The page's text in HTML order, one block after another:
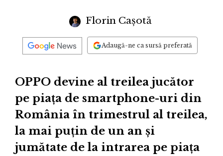
Florin Cașotă
Adaugă-ne ca sursă preferată
OPPO devine al treilea jucător
pe piața de smartphone-uri din
România în trimestrul al treilea,
la mai puțin de un an și
jumătate de la intrarea pe piața